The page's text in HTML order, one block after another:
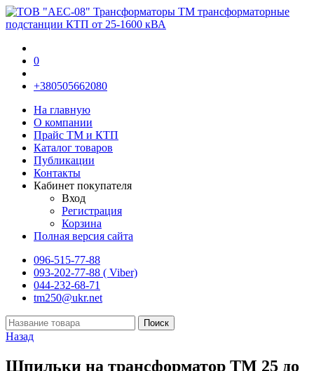
0
+380505662080
На главную
О компании
Прайс TM и КТП
Каталог товаров
Публикации
Контакты
Кабинет покупателя
Вход
Регистрация
Корзина
Полная версия сайта
096-515-77-88
093-202-77-88 ( Viber)
044-232-68-71
tm250@ukr.net
Назад
Шпильки на трансформатор ТМ 25 до